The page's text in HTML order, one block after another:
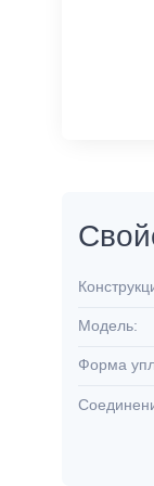
Модель:
Форма